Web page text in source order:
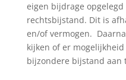
eigen bijdrage
rechtsbijstand. Dit is
en/of vermogen.
kijken of er
bijzondere bijstand aan